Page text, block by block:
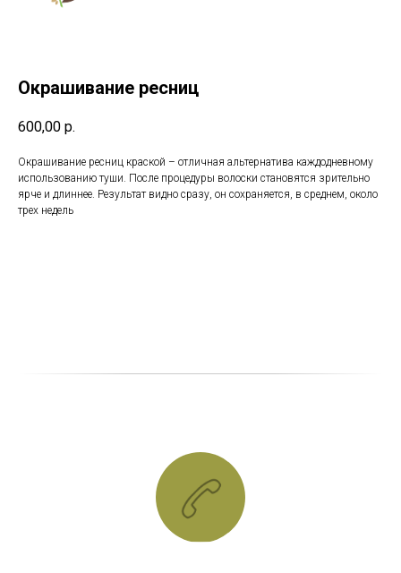
Окрашивание ресниц
600,00 р.
Окрашивание ресниц краской – отличная альтернатива каждодневному
использованию туши. После процедуры волоски становятся зрительно
ярче и длиннее. Результат видно сразу, он сохраняется, в среднем, около
трех недель